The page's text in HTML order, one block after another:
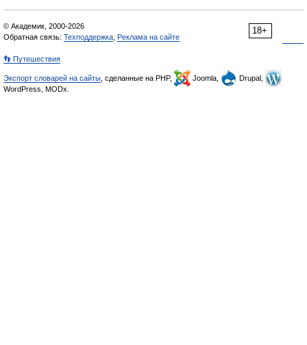
18+
© Академик, 2000-2026
Обратная связь: Техподдержка Реклама на сайте
👣 Путешествия
Экспорт словарей на сайты , сделанные на PHP, Joomla,
Drupal,
WordPress, MODx.